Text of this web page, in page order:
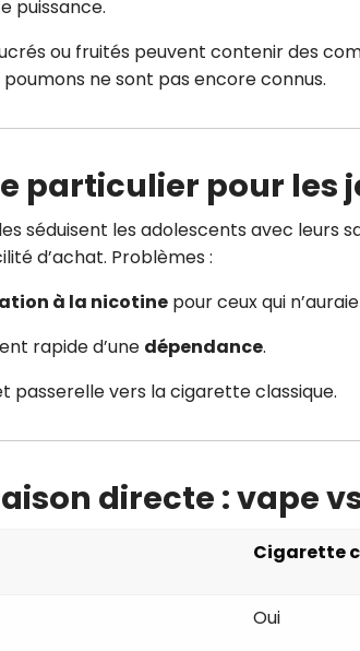
puissance.
ou fruités peuvent contenir des
ne sont pas encore connus.
particulier pour les
séduisent les adolescents avec leurs
d’achat. Problèmes :
à la nicotine pour ceux qui
rapide d’une dépendance.
passerelle vers la cigarette classique.
directe : vape
Cigarette
Oui